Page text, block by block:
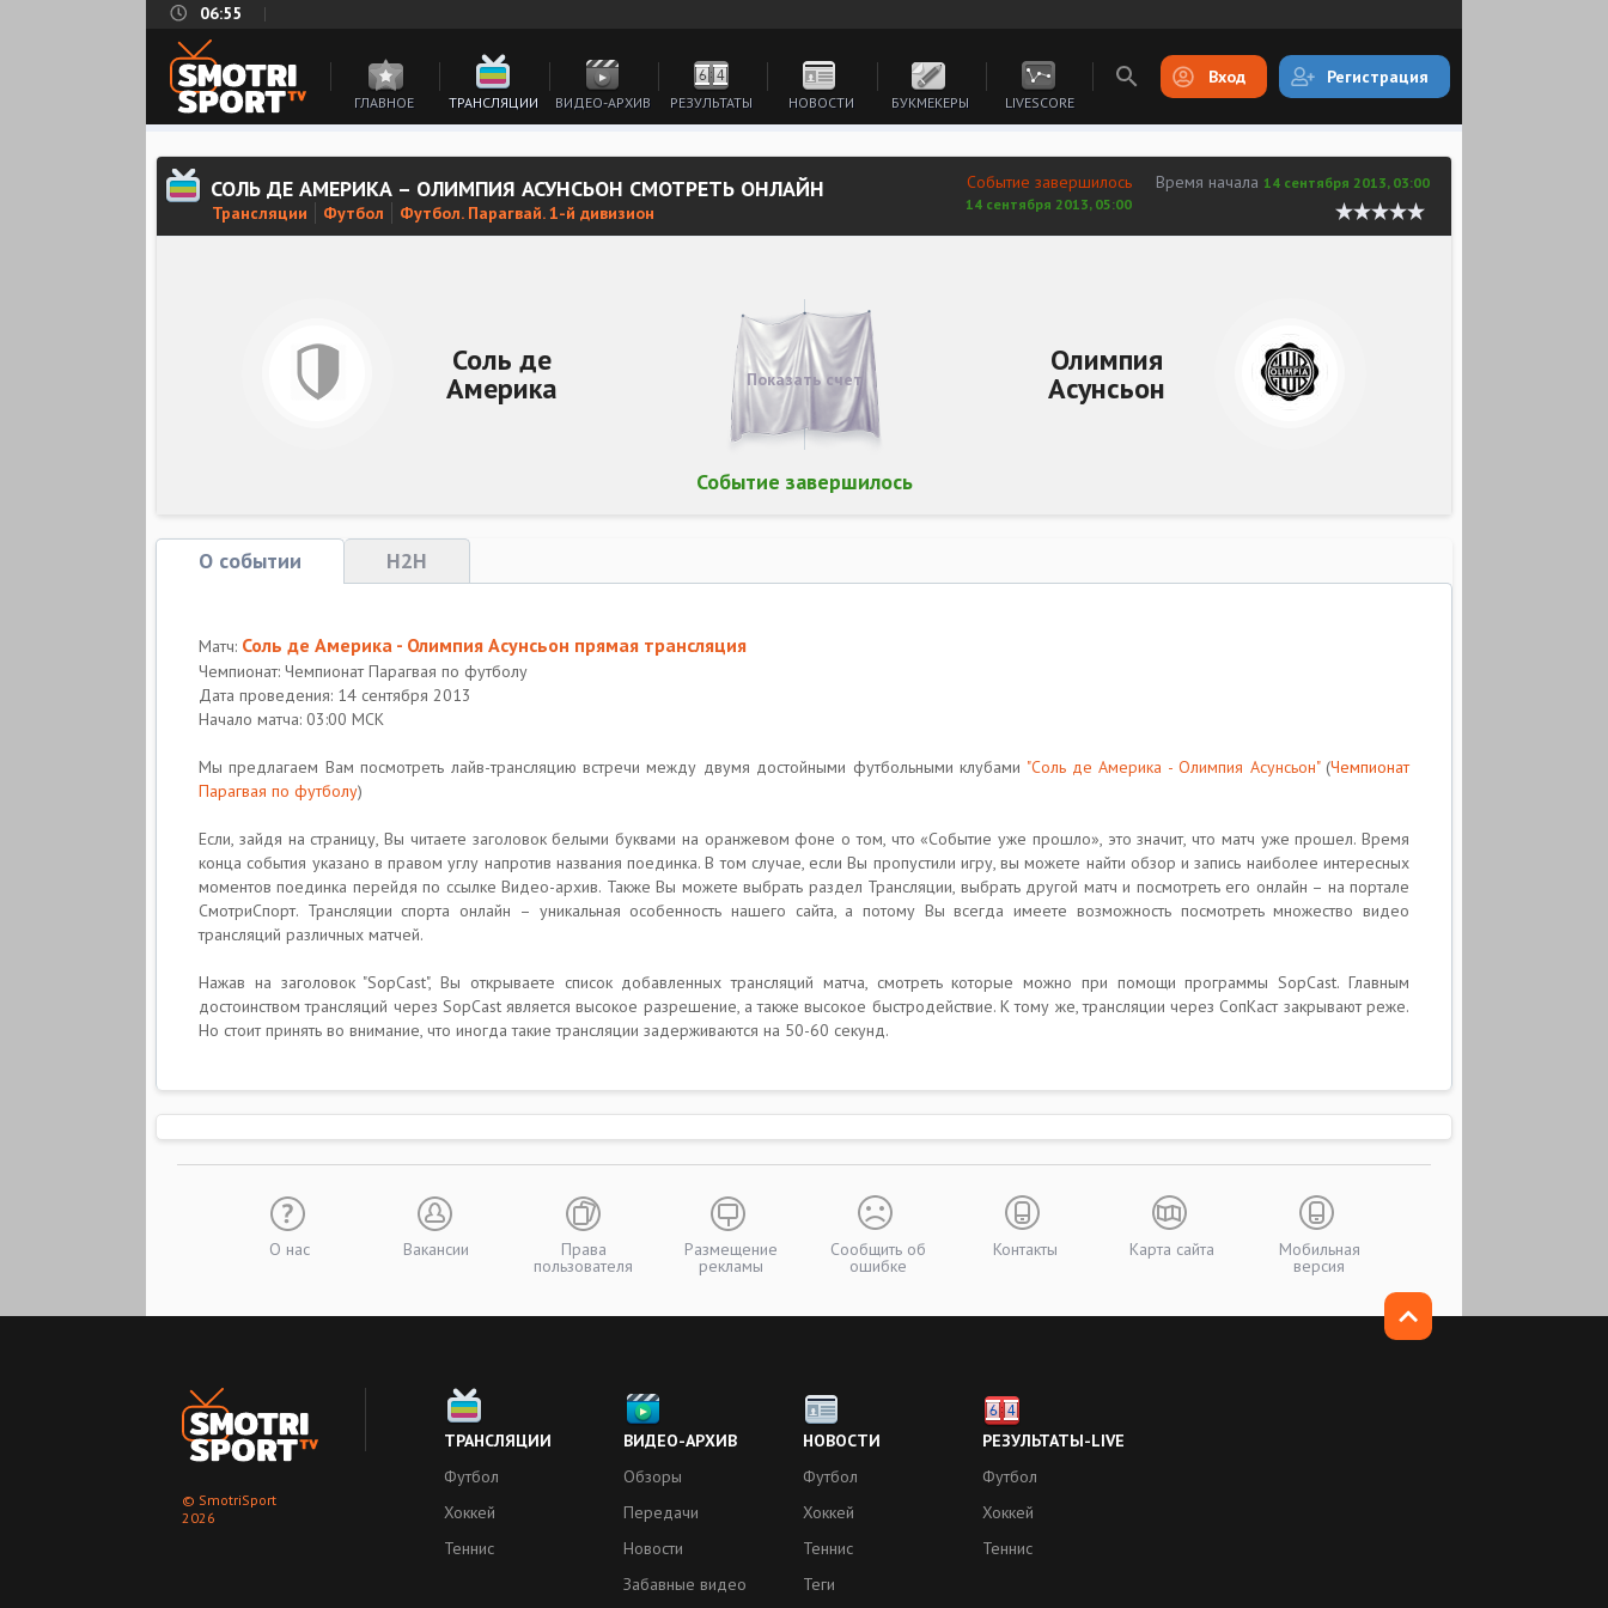
06:55
ГЛАВНОЕ ТРАНСЛЯЦИИ ВИДЕО-АРХИВ РЕЗУЛЬТАТЫ НОВОСТИ БУКМЕКЕРЫ LIVESCORE
Вход Регистрация
СОЛЬ ДЕ АМЕРИКА – ОЛИМПИЯ АСУНСЬОН СМОТРЕТЬ ОНЛАЙН
Трансляции Футбол Футбол. Парагвай. 1-й дивизион
Время начала 14 сентября 2013, 03:00
Событие завершилось
14 сентября 2013, 05:00
Соль де
Америка
Олимпия
Асунсьон
Событие завершилось
Показать счет
О событии H2H
Матч: Соль де Америка - Олимпия Асунсьон прямая трансляция
Чемпионат: Чемпионат Парагвая по футболу
Дата проведения: 14 сентября 2013
Начало матча: 03:00 МСК
Мы предлагаем Вам посмотреть лайв-трансляцию встречи между двумя достойными футбольными клубами "Соль де Америка - Олимпия Асунсьон"(Чемпионат
Парагвая по футболу)
Если, зайдя на страницу, Вы читаете заголовок белыми буквами на оранжевом фоне о том, что «Событие уже прошло», это значит, что матч уже прошел. Время
конца события указано в правом углу напротив названия поединка. В том случае, если Вы пропустили игру, вы можете найти обзор и запись наиболее интересных
моментов поединка перейдя по ссылке Видео-архив. Также Вы можете выбрать раздел Трансляции, выбрать другой матч и посмотреть его онлайн – на портале
СмотриСпорт. Трансляции спорта онлайн – уникальная особенность нашего сайта, а потому Вы всегда имеете возможность посмотреть множество видео
трансляций различных матчей.
Нажав на заголовок "SopCast", Вы открываете список добавленных трансляций матча, смотреть которые можно при помощи программы SopCast. Главным
достоинством трансляций через SopCast является высокое разрешение, а также высокое быстродействие. К тому же, трансляции через СопКаст закрывают реже.
Но стоит принять во внимание, что иногда такие трансляции задерживаются на 50-60 секунд.
О нас Вакансии Права
пользователя
Размещение
рекламы
Сообщить об
ошибке
Контакты Карта сайта Мобильная
версия
© SmotriSport
2026
ТРАНСЛЯЦИИ
Футбол
Хоккей
Теннис
ВИДЕО-АРХИВ
Обзоры
Передачи
Новости
Забавные видео
НОВОСТИ
Футбол
Хоккей
Теннис
Теги
РЕЗУЛЬТАТЫ-LIVE
Футбол
Хоккей
Теннис